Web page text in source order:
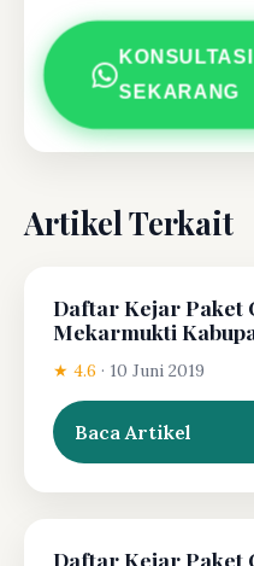
SEKARANG
Artikel Terkait
Daftar Kejar Paket
Mekarmukti
★ 4.6 · 10 Juni 2019
Baca Artikel
Daftar Kejar Paket